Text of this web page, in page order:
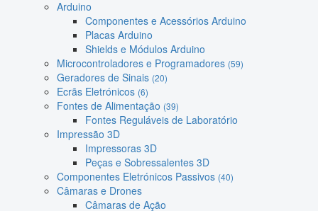
Arduino
Componentes e Acessórios Arduino
Placas Arduino
Shields e Módulos Arduino
Microcontroladores e Programadores (59)
Geradores de Sinais (20)
Ecrãs Eletrónicos (6)
Fontes de Alimentação (39)
Fontes Reguláveis de Laboratório
Impressão 3D
Impressoras 3D
Peças e Sobressalentes 3D
Componentes Eletrónicos Passivos (40)
Câmaras e Drones
Câmaras de Ação